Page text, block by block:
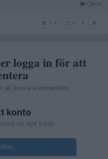
Citera
15
logga in för att
att kunna kommentera
konto
ett nytt konto